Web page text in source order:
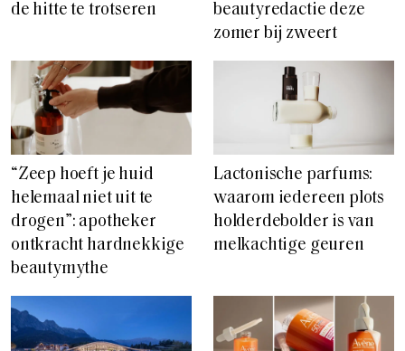
de hitte te trotseren
beautyredactie deze
zomer bij zweert
“Zeep hoeft je huid
helemaal niet uit te
drogen”: apotheker
ontkracht hardnekkige
beautymythe
Lactonische parfums:
waarom iedereen plots
holderdebolder is van
melkachtige geuren